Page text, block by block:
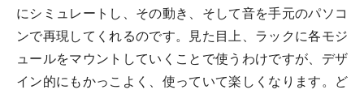
にシミュレートし、その動き、そして音を手元のパソコ
ンで再現してくれるのです。見た目上、ラックに各モジ
ュールをマウントしていくことで使うわけですが、デザ
イン的にもかっこよく、使っていて楽しくなります。ど